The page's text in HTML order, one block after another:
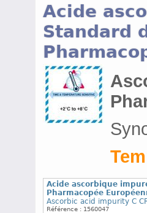
Acide
Standard
Acide ascorbique
Pharmacopée
Ascorbic acid impurity C
Référence : 1560047